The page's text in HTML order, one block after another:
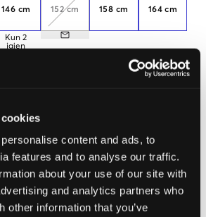
content and ads, to
features and to analyse our traffic.
about your use of our site with
and analytics partners who
other information that you’ve
146 cm
Kun 2
igjen
152 cm 158 cm 164 cm
STØRRELSESTABELL